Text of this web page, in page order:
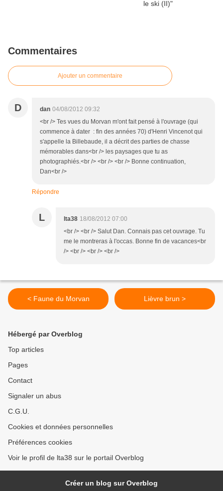
Commentaires
Ajouter un commentaire
D dan 04/08/2012 09:32
<br /> Tes vues du Morvan m'ont fait pensé à l'ouvrage (qui
commence à dater : fin des années 70) d'Henri Vincenot qui
s'appelle la Billebaude, il a décrit des parties de chasse
mémorables dans<br /> les paysages que tu as
photographiés.<br /> <br /> <br /> Bonne continuation,
Dan<br />
Répondre
L lta38 18/08/2012 07:00
<br /> <br /> Salut Dan. Connais pas cet ouvrage. Tu
me le montreras à l'occas. Bonne fin de vacances<br
/> <br /> <br /> <br />
< Faune du Morvan Lièvre brun >
Hébergé par Overblog
Top articles
Pages
Contact
Signaler un abus
C.G.U.
Cookies et données personnelles
Préférences cookies
Voir le profil de lta38 sur le portail Overblog
Créer un blog sur Overblog